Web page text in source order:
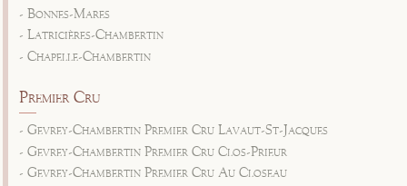
- Bonnes-Mares
- Latricières-Chambertin
- Chapelle-Chambertin
Premier Cru
- Gevrey-Chambertin Premier Cru Lavaut-St-Jacques
- Gevrey-Chambertin Premier Cru Clos-Prieur
- Gevrey-Chambertin Premier Cru Au Closeau